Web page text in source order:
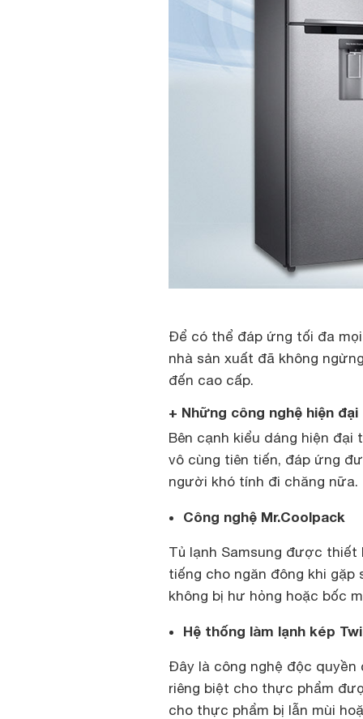
Để có thể đáp ứng tối đa
nhà sản xuất đã không
đến cao cấp.
+ Những công nghệ hiện
Bên cạnh kiểu dáng hiện đại
vô cùng tiên tiến, đáp ứng
người khó tính đi chăng nữa.
Công nghệ Mr.Coolpack
Tủ lạnh Samsung được thiết
tiếng cho ngăn đông khi
không bị hư hỏng hoặc bốc
Hệ thống làm lạnh kép
Đây là công nghệ độc quyền
riêng biệt cho thực phẩm
cho thực phẩm bị lẫn mùi